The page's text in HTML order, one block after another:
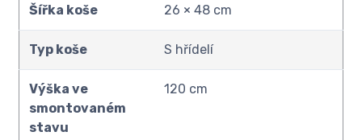
Šířka koše 26 × 48 cm
Typ koše S hřídelí
Výška ve
smontovaném
stavu
120 cm